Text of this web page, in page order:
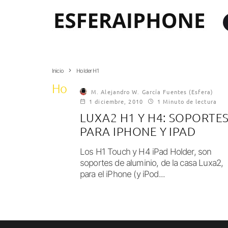
Inicio Holder H1
Holder H1M. Alejandro W. García Fuentes (Esfera)
1 diciembre, 2010
1 Minuto de lectura
LUXA2 H1 Y H4: SOPORTES
PARA IPHONE Y IPAD
Los H1 Touch y H4 iPad Holder, son
soportes de aluminio, de la casa Luxa2,
para el iPhone (y iPod...